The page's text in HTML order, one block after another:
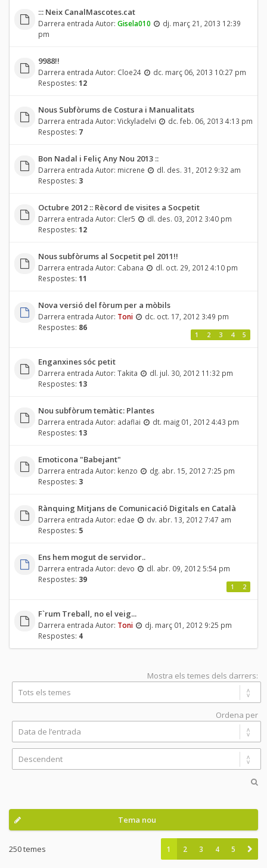
::: Neix CanalMascotes.cat
Darrera entrada Autor: Gisela010
dj. març 21, 2013 12:39
pm
9988!!
Darrera entrada Autor: Cloe24
dc. març 06, 2013 10:27 pm
Respostes: 12
Nous Subfòrums de Costura i Manualitats
Darrera entrada Autor: Vickyladelvi
dc. feb. 06, 2013 4:13 pm
Respostes: 7
Bon Nadal i Feliç Any Nou 2013 ::
Darrera entrada Autor: micrene
dl. des. 31, 2012 9:32 am
Respostes: 3
Octubre 2012 :: Rècord de visites a Socpetit
Darrera entrada Autor: Cler5
dl. des. 03, 2012 3:40 pm
Respostes: 12
Nous subfòrums al Socpetit pel 2011!!
Darrera entrada Autor: Cabana
dl. oct. 29, 2012 4:10 pm
Respostes: 11
Nova versió del fòrum per a mòbils
Darrera entrada Autor: Toni
dc. oct. 17, 2012 3:49 pm
Respostes: 86
1 2 3 4 5
Enganxines sóc petit
Darrera entrada Autor: Takita
dl. jul. 30, 2012 11:32 pm
Respostes: 13
Nou subfòrum temàtic: Plantes
Darrera entrada Autor: adaflai
dt. maig 01, 2012 4:43 pm
Respostes: 13
Emoticona "Babejant"
Darrera entrada Autor: kenzo
dg. abr. 15, 2012 7:25 pm
Respostes: 3
Rànquing Mitjans de Comunicació Digitals en Català
Darrera entrada Autor: edae
dv. abr. 13, 2012 7:47 am
Respostes: 5
Ens hem mogut de servidor..
Darrera entrada Autor: devo
dl. abr. 09, 2012 5:54 pm
Respostes: 39
1 2
F`rum Treball, no el veig...
Darrera entrada Autor: Toni
dj. març 01, 2012 9:25 pm
Respostes: 4
Mostra els temes dels darrers:
Ordena per
Tema nou
250 temes 1 2 3 4 5